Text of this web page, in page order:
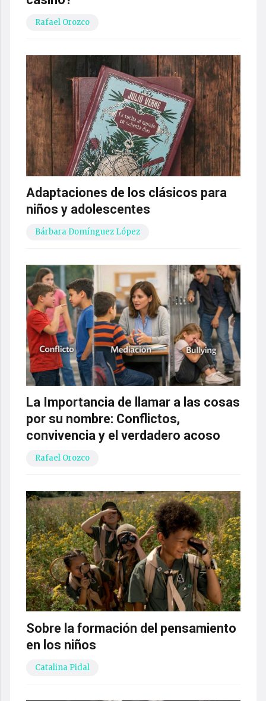
Rafael Orozco
Adaptaciones de los clásicos para
niños y adolescentes
Bárbara Domínguez López
La Importancia de llamar a las cosas
por su nombre: Conflictos,
convivencia y el verdadero acoso
Rafael Orozco
Sobre la formación del pensamiento
en los niños
Catalina Pidal